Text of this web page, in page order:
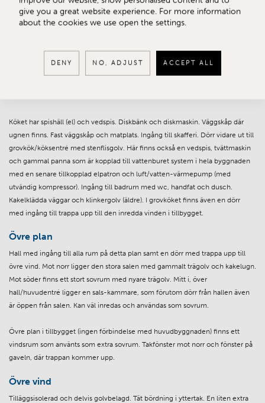
upp till övre plan. Till vänster, mot norr finns en liten passage med toalettrum
med wc och handfat och ett rum som kallas det blå rummet. Här finns ett
gammalt väggskåp och alkov. Trägolv från lokalt sågat virke, som ligger löst
Köket har spishäll (el) och vedspis. Diskbänk och diskmaskin. Väggskåp där
ugnen finns. Fast väggskåp och matplats. Ingång till skafferi. Dörr vidare ut till
grovkök/köksentré med stenflisgolv. Här finns också en vedspis, tvättmaskin
och gammal panna som är kopplad till vattenburet system i hela byggnaden
med en senare tillkopplad elpatron och luft/vatten-värmepump (med
utvändig kompressor). Ingång till badrum med wc, handfat och dusch.
Kakelklädda väggar och klinkergolv (äldre). I grovköket finns även en dörr
med ingång till trappa upp till den inredda vinden i tillbygget.
Övre plan
Hall med ingång till alla rum på detta plan samt en dörr med trappa upp till
övre vind. Mot norr ligger den stora salen med gammalt trägolv och kakelugn.
Mot söder finns ett stort sovrum med nyare trägolv. Mitt i, över
hall/huvudentré ligger en sals-kammare, som förutom dörr från hallen även
är öppen från salen. Kan väl inredas och användas som sovrum.
Övre plan i tillbygget (ingen förbindelse med huvudbyggnaden) finns ett
vindsrum som använts som extra sovrum. Takfönster mot norr och fönster på
gaveln, där trappan kommer upp.
Övre vind
Tilläggsisolerad och delvis golvbelagd. Tät bördning i yttertak. En liten extra
give you a great website experience. For more information
about the cookies we use open the settings.
DENY NO, ADJUST ACCEPT ALL